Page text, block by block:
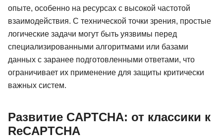
опыте, особенно на ресурсах с высокой частотой
взаимодействия. С технической точки зрения, простые
логические задачи могут быть уязвимы перед
специализированными алгоритмами или базами
данных с заранее подготовленными ответами, что
ограничивает их применение для защиты критически
важных систем.
Развитие CAPTCHA: от классики к
ReCAPTCHA